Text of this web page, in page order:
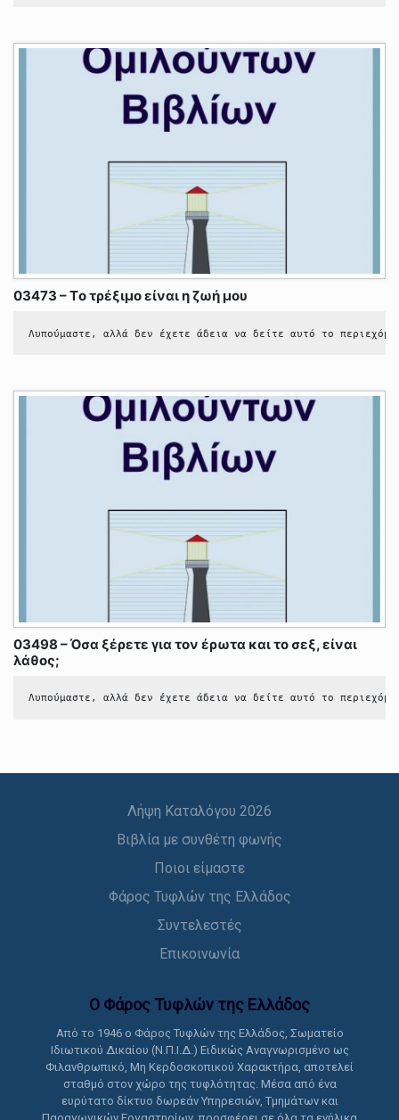
03473 – Τo τρέξιμο είναι η ζωή μου
Λυπούμαστε, αλλά δεν έχετε άδεια να δείτε αυτό το
03498 – Όσα ξέρετε για τον έρωτα και το σεξ, είναι
λάθος;
Λυπούμαστε, αλλά δεν έχετε άδεια να δείτε αυτό το
Λήψη Καταλόγου 2026
Βιβλία με συνθέτη φωνής
Ποιοι είμαστε
Φάρος Τυφλών της Ελλάδος
Συντελεστές
Επικοινωνία
Ο Φάρος Τυφλών της Ελλάδoς
Από το 1946 ο Φάρος Τυφλών της Ελλάδος, Σωματείο
Ιδιωτικού Δικαίου (Ν.Π.Ι.Δ.) Ειδικώς Αναγνωρισμένο ως
Φιλανθρωπικό, Μη Κερδοσκοπικού Χαρακτήρα, αποτελεί
σταθμό στον χώρο της τυφλότητας. Μέσα από ένα
ευρύτατο δίκτυο δωρεάν Υπηρεσιών, Τμημάτων και